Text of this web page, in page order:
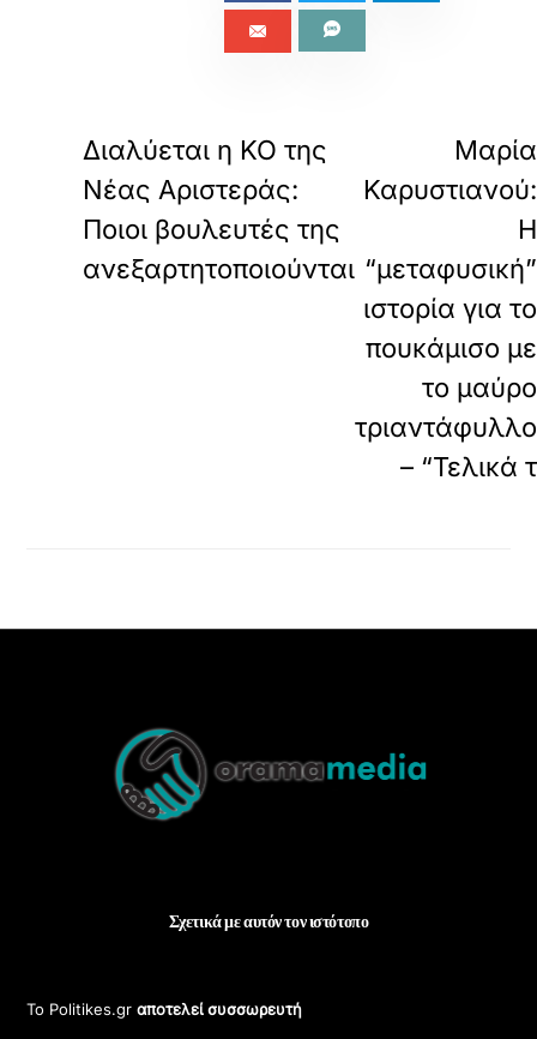
Διαλύεται η ΚΟ της
Νέας Αριστεράς:
Ποιοι βουλευτές της
ανεξαρτητοποιούνται
Μαρία
Καρυστιανού:
Η
“μεταφυσική”
ιστορία για το
πουκάμισο με
το μαύρο
τριαντάφυλλο
– “Τελικά τ
Top
Σχετικά με αυτόν τον ιστότοπο
Το Politikes.grαποτελεί συσσωρευτή